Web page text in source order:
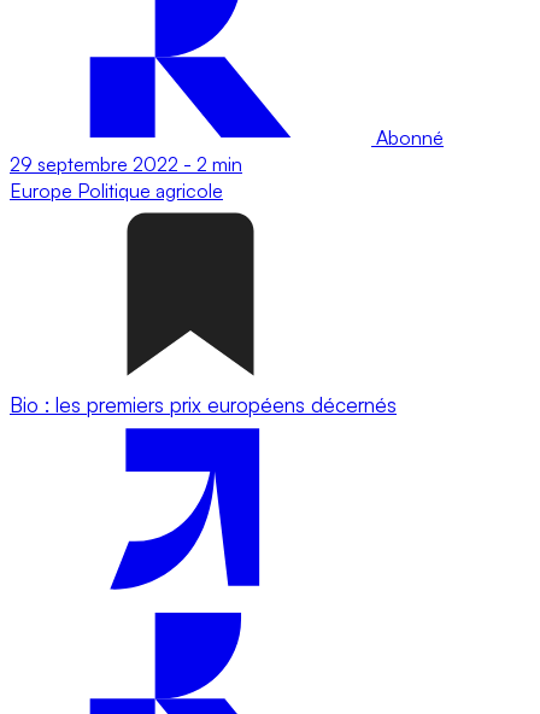
Abonné
29 septembre 2022 - 2 min
Europe Politique agricole
Bio : les premiers prix européens décernés